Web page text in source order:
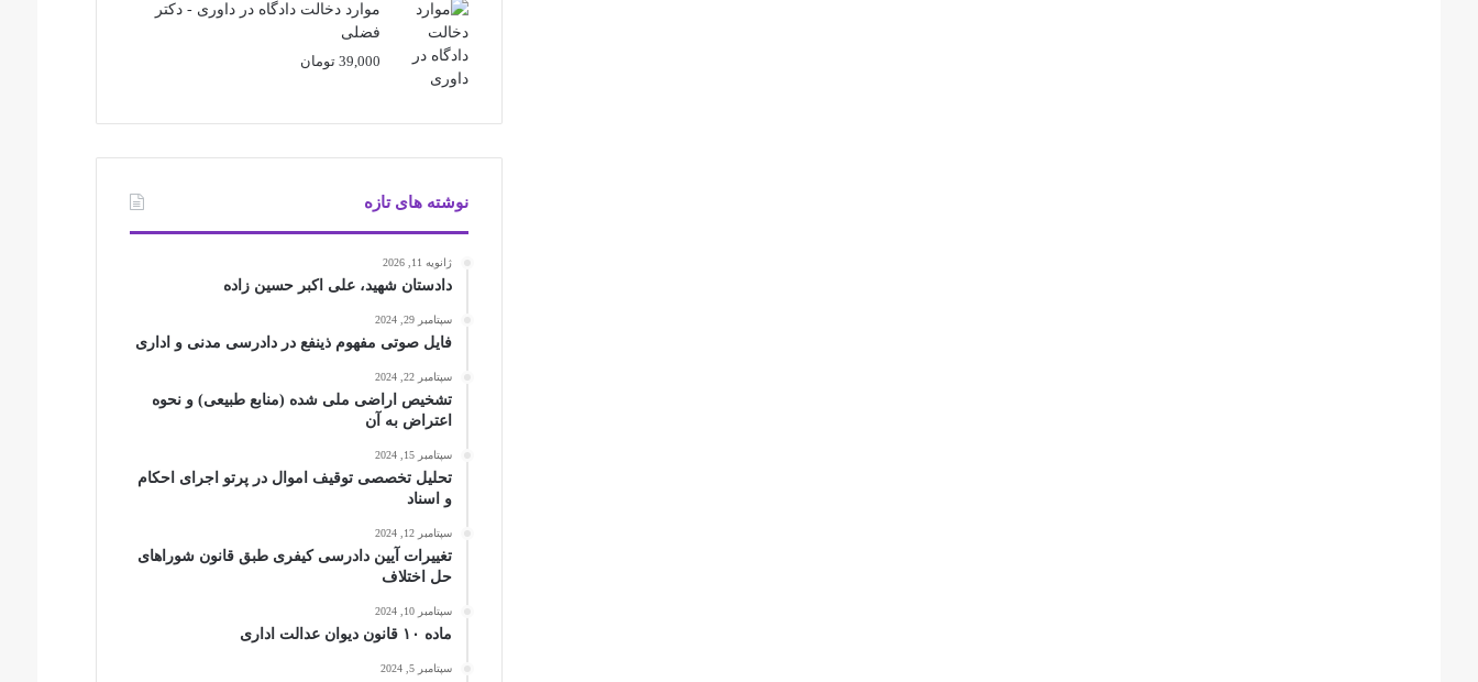
موارد دخالت دادگاه در داوری - دکتر
فضلی
39,000 تومان
نوشته های تازه
ژانویه 11, 2026
دادستان شهید، علی اکبر حسین زاده
سپتامبر 29, 2024
فایل صوتی مفهوم ذینفع در دادرسی مدنی و اداری
سپتامبر 22, 2024
تشخیص اراضی ملی شده (منابع طبیعی) و نحوه
اعتراض به آن
سپتامبر 15, 2024
تحلیل تخصصی توقیف اموال در پرتو اجرای احکام
و اسناد
سپتامبر 12, 2024
تغییرات آیین دادرسی کیفری طبق قانون شوراهای
حل اختلاف
سپتامبر 10, 2024
ماده ۱۰ قانون دیوان عدالت اداری
سپتامبر 5, 2024